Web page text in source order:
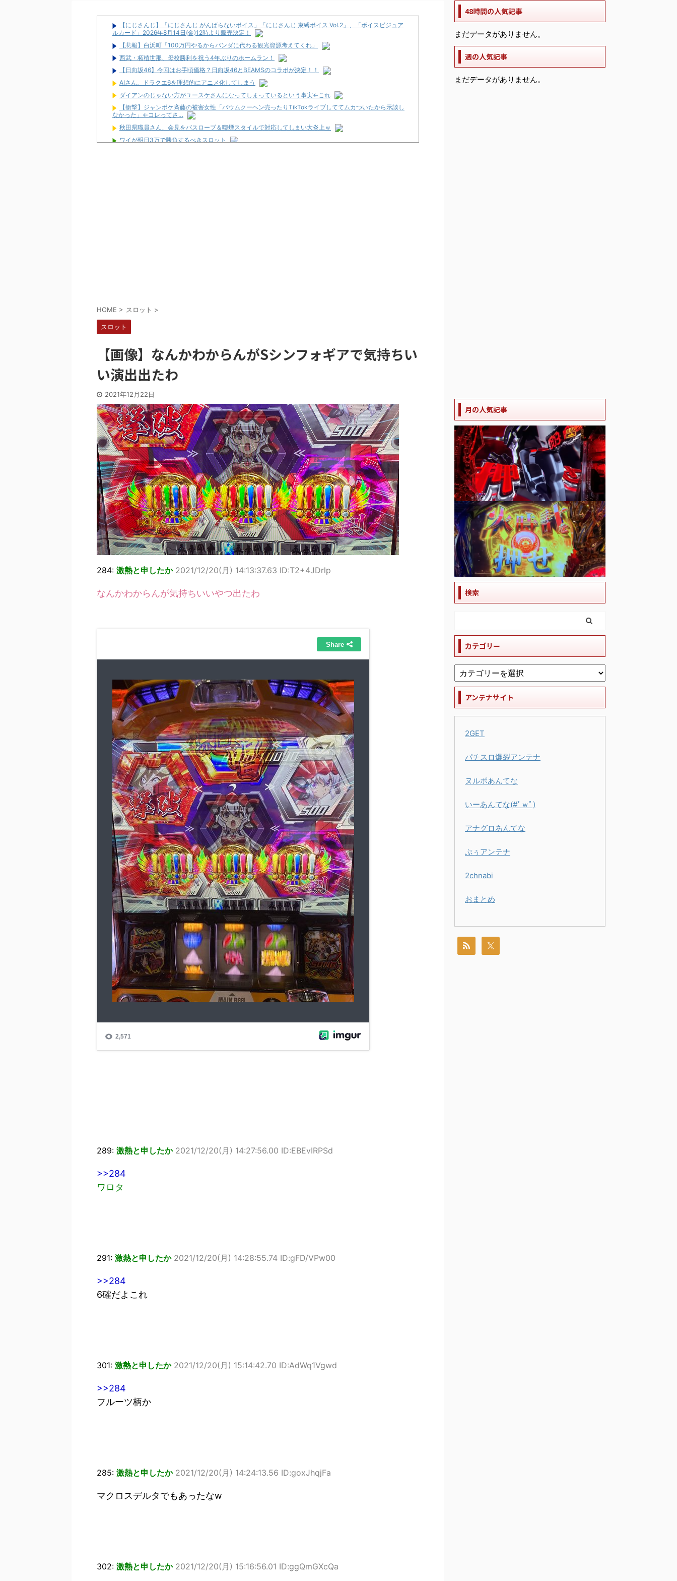
【にじさんじ】「にじさんじ がんばらないボイス」「にじさんじ 束縛ボイス Vol.2」、「ボイスビジュア
ルカード」2026年8月14日(金)12時より販売決定！
【悲報】白浜町「100万円やるからパンダに代わる観光資源考えてくれ」
西武・柘植世那、母校勝利を祝う4年ぶりのホームラン！
【日向坂46】今回はお手頃価格？日向坂46とBEAMSのコラボが決定！！
AIさん、ドラクエ6を理想的にアニメ化してしまう
ダイアンのじゃない方がユースケさんになってしまっているという事実←これ
【衝撃】ジャンポケ斉藤の被害女性「バウムクーヘン売ったりTikTokライブしててムカついたから示談し
なかった」←コレってさ…
秋田県職員さん、会見をバスローブ＆喫煙スタイルで対応してしまい大炎上ｗ
ワイが明日3万で勝負するべきスロット
HOME > スロット >
スロット
【画像】なんかわからんがSシンフォギアで気持ちい
い演出出たわ
2021年12月22日
284: 激熱と申したか 2021/12/20(月) 14:13:37.63 ID:T2+4JDrlp
なんかわからんが気持ちいいやつ出たわ
289: 激熱と申したか 2021/12/20(月) 14:27:56.00 ID:EBEvIRPSd
>>284
ワロタ
291: 激熱と申したか 2021/12/20(月) 14:28:55.74 ID:gFD/VPw00
>>284
6確だよこれ
301: 激熱と申したか 2021/12/20(月) 15:14:42.70 ID:AdWq1Vgwd
>>284
フルーツ柄か
285: 激熱と申したか 2021/12/20(月) 14:24:13.56 ID:goxJhqjFa
マクロスデルタでもあったなw
302: 激熱と申したか 2021/12/20(月) 15:16:56.01 ID:ggQmGXcQa
48時間の人気記事
まだデータがありません。
週の人気記事
まだデータがありません。
月の人気記事
検索
カテゴリー
アンテナサイト
2GET
パチスロ爆裂アンテナ
ヌルポあんてな
いーあんてな(#ﾟｗﾟ)
アナグロあんてな
ぷぅアンテナ
2chnabi
おまとめ